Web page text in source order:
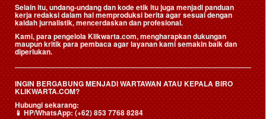
Selain itu, undang-undang dan kode etik itu juga menjadi panduan
kerja redaksi dalam hal memproduksi berita agar sesuai dengan
kaidah jurnalistik, mencerdaskan dan profesional.
Kami, para pengelola Klikwarta.com, mengharapkan dukungan
maupun kritik para pembaca agar layanan kami semakin baik dan
diperlukan.
INGIN BERGABUNG MENJADI WARTAWAN ATAU KEPALA BIRO
KLIKWARTA.COM?
Hubungi sekarang:
📱HP/WhatsApp:(+62) 853 7768 8284